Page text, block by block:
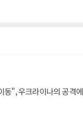
동", 우크라이나의 공격에